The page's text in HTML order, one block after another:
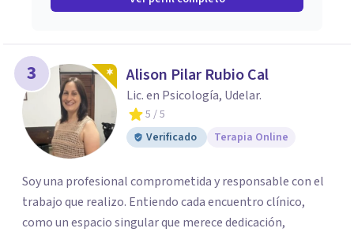
3 Alison Pilar Rubio Cal
Lic. en Psicología, Udelar.
5 / 5
Verificado
Terapia Online
Soy una profesional comprometida y responsable con el
trabajo que realizo. Entiendo cada encuentro clínico,
como un espacio singular que merece dedicación,